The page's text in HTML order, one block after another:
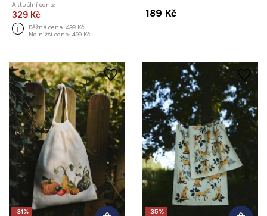
Aktuální cena:
329 Kč
Běžná cena: 499 Kč
Nejnižší cena: 499 Kč
189 Kč
-31%
-35%